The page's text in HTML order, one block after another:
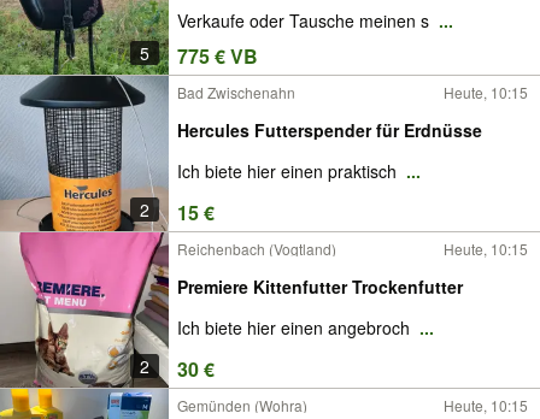
5
Verkaufe oder Tausche meinen s ...
775 € VB
2
Bad Zwischenahn Heute, 10:15
Hercules Futterspender für Erdnüsse
Ich biete hier einen praktisch ...
15 €
2
Reichenbach (Vogtland) Heute, 10:15
Premiere Kittenfutter Trockenfutter
Ich biete hier einen angebroch ...
30 €
Gemünden (Wohra) Heute, 10:15